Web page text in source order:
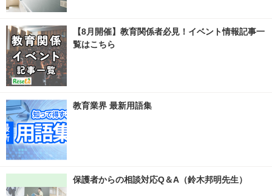
【8月開催】教育関係者必見！イベント情報記事一
覧はこちら
教育業界 最新用語集
保護者からの相談対応Q＆A（鈴木邦明先生）